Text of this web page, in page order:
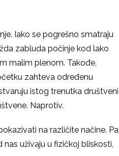
Iako se pogrešno smatraju
zabluda počinje kod lako
malim plenom. Takođe,
zahteva određenu
istog trenutka društveni
Naprotiv.
na različite načine. Pa
uživaju u fizičkoj bliskosti,